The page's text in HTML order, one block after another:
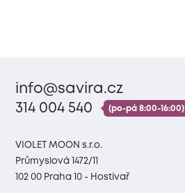
info@savira.cz
314 004 540
(po-pá 8:00-16:00)
VIOLET MOON s.r.o.
Průmyslová 1472/11
102 00 Praha 10 - Hostivař